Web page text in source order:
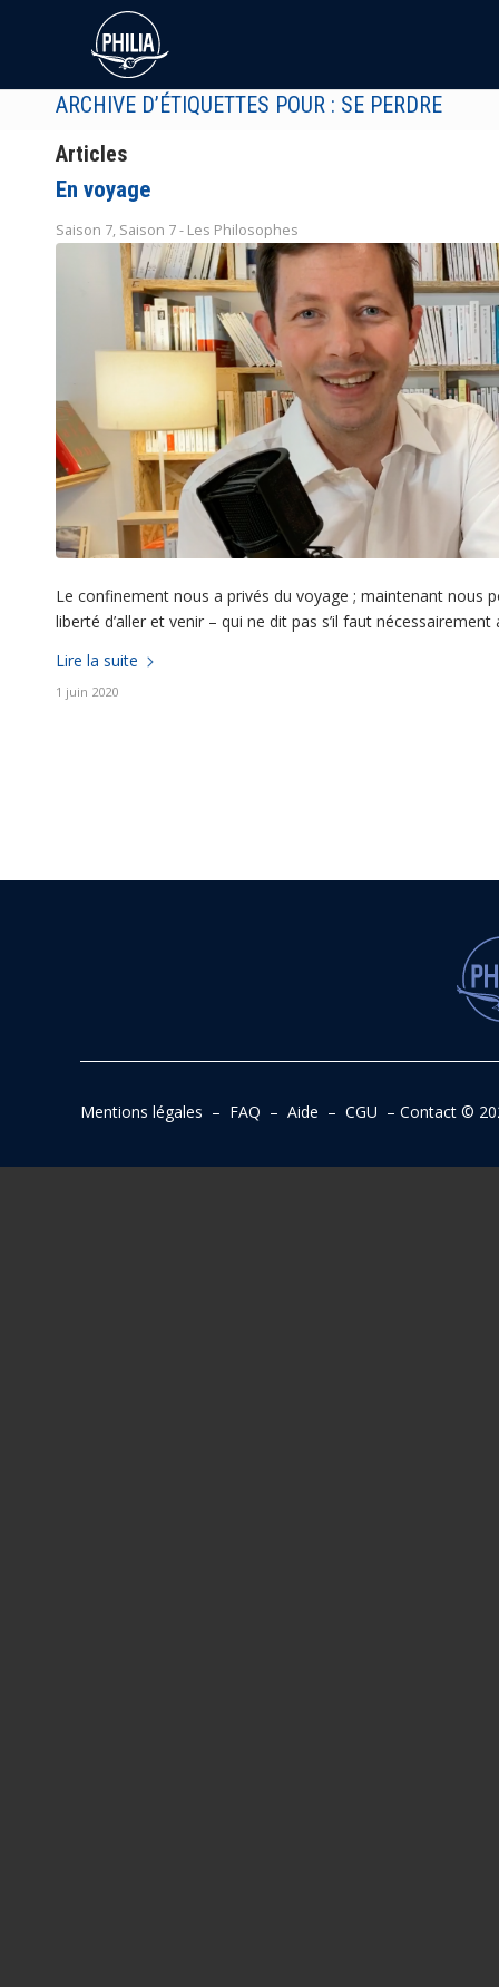
ARCHIVE D’ÉTIQUETTES POUR : SE PERDRE
Articles
En voyage
Saison 7, Saison 7 - Les Philosophes
Le confinement nous a privés du voyage ; maintenant nous
liberté d’aller et venir – qui ne dit pas s’il faut
Lire la suite
1 juin 2020
Mentions légales – FAQ – Aide – CGU – Contact©